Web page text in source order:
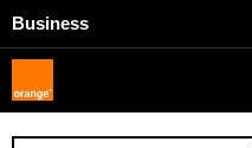
Business